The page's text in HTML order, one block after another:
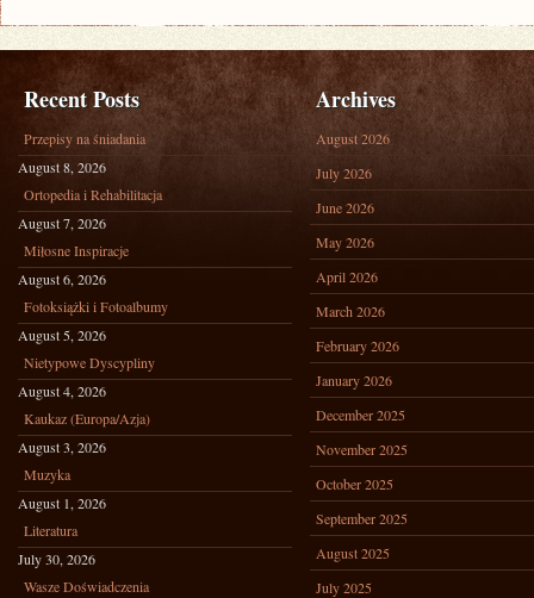
Recent Posts
Przepisy na śniadania
August 8, 2026
Ortopedia i Rehabilitacja
August 7, 2026
Miłosne Inspiracje
August 6, 2026
Fotoksiążki i Fotoalbumy
August 5, 2026
Nietypowe Dyscypliny
August 4, 2026
Kaukaz (Europa/Azja)
August 3, 2026
Muzyka
August 1, 2026
Literatura
July 30, 2026
Wasze Doświadczenia
Archives
August 2026
July 2026
June 2026
May 2026
April 2026
March 2026
February 2026
January 2026
December 2025
November 2025
October 2025
September 2025
August 2025
July 2025